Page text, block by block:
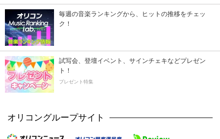
毎週の音楽ランキングから、ヒットの推移をチェッ
ク！
試写会、登壇イベント、サインチェキなどプレゼン
ト！
プレゼント特集
オリコングループサイト